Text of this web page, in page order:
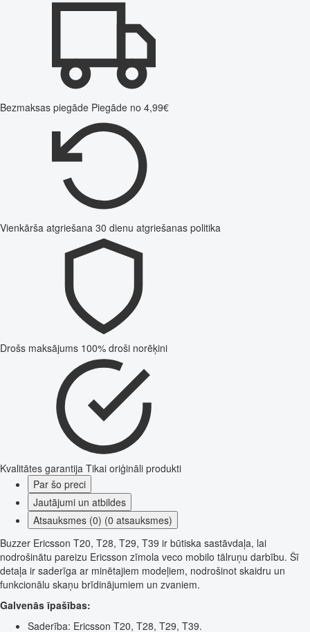
Bezmaksas piegāde Piegāde no 4,99€
Vienkārša atgriešana 30 dienu atgriešanas politika
Drošs maksājums 100% droši norēķini
Kvalitātes garantija Tikai oriģināli produkti
Par šo preci
Jautājumi un atbildes
Atsauksmes (0) (0 atsauksmes)
Buzzer Ericsson T20, T28, T29, T39 ir būtiska sastāvdaļa, lai
nodrošinātu pareizu Ericsson zīmola veco mobilo tālruņu darbību. Šī
detaļa ir saderīga ar minētajiem modeļiem, nodrošinot skaidru un
funkcionālu skaņu brīdinājumiem un zvaniem.
Galvenās īpašības:
Saderība: Ericsson T20, T28, T29, T39.